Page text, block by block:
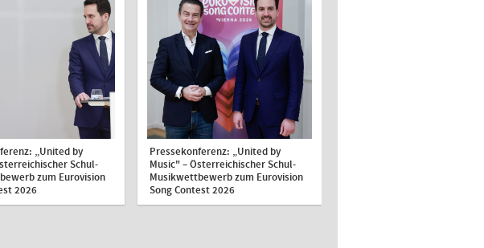
„United by
Schul-
zum Eurovision
2026
Pressekonferenz: „United by
Music" – Österreichischer Schul-
Musikwettbewerb zum Eurovision
Song Contest 2026